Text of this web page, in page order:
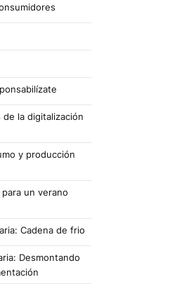
la digitalización
y producción
un verano
Cadena de frio
Desmontando